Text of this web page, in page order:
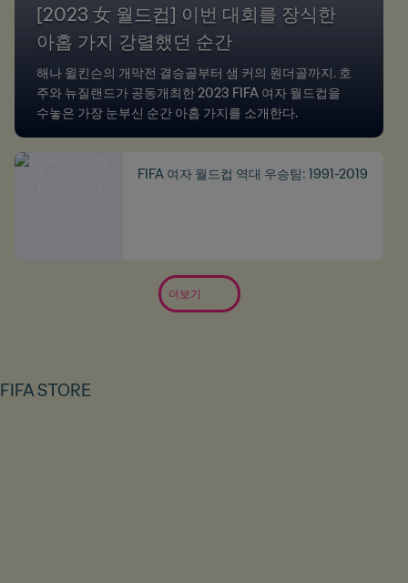
[2023 女 월드컵] 이번 대회를 장식한
아홉 가지 강렬했던 순간
해나 윌킨슨의 개막전 결승골부터 샘 커의 원더골까지. 호
주와 뉴질랜드가 공동개최한 2023 FIFA 여자 월드컵을
수놓은 가장 눈부신 순간 아홉 가지를 소개한다.
FIFA 여자 월드컵 역대 우승팀: 1991-2019
더보기
FIFA STORE